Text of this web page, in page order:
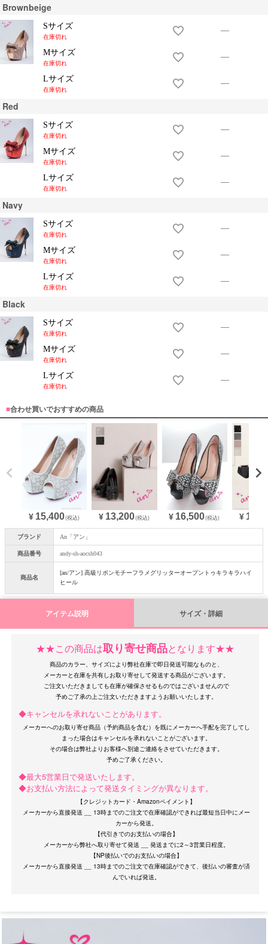
OriginalBrand
Brownbeige
Sサイズ
在庫切れ
—
Mサイズ
在庫切れ
—
Lサイズ
在庫切れ
—
Red
Sサイズ
在庫切れ
—
Mサイズ
在庫切れ
—
Lサイズ
在庫切れ
—
Navy
Sサイズ
在庫切れ
—
Mサイズ
在庫切れ
—
Lサイズ
在庫切れ
—
Black
Sサイズ
在庫切れ
—
Mサイズ
在庫切れ
—
Lサイズ
在庫切れ
—
■合わせ買いでおすすめの商品
¥ 15,400(税込) ¥ 13,200(税込) ¥ 16,500(税込) ¥
ブランド An「アン」
商品番号 andy-sh-aocsh043
商品名
[an/アン] 高級リボンモチーフラメグリッターオープントゥキラキラハイ
ヒール
アイテム説明 サイズ・詳細
★★この商品は取り寄せ商品となります★★
商品のカラー、サイズにより弊社在庫で即日発送可能なものと、
メーカーと在庫を共有しお取り寄せして発送する商品がございます。
ご注文いただきましても在庫が確保させるものではございませんので
◆キャンセルを承れないことがあります。
メーカーへのお取り寄せ商品（予約商品を含む）を既にメーカーへ手配を完了してし
まった場合はキャンセルを承れないことがございます。
その場合は弊社よりお客様へ別途ご連絡をさせていただきます。
◆最大5営業日で発送いたします。
◆お支払い方法によって発送タイミングが異なります。
【クレジットカード・Amazonペイメント】
メーカーから直接発送 __ 13時までのご注文で在庫確認ができれば最短当日中にメー
カーから発送。
【代引きでのお支払いの場合】
メーカーから弊社へ取り寄せて発送 __ 発送までに2～3営業日程度。
【NP後払いでのお支払いの場合】
メーカーから直接発送 __ 13時までのご注文で在庫確認ができて、後払いの審査が済